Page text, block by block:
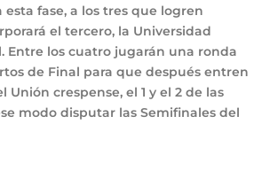
fase, a los tres que logren
el tercero, la Universidad
Entre los cuatro jugarán una ronda
de Final para que después entren
Unión crespense, el 1 y el 2 de las
modo disputar las Semifinales del